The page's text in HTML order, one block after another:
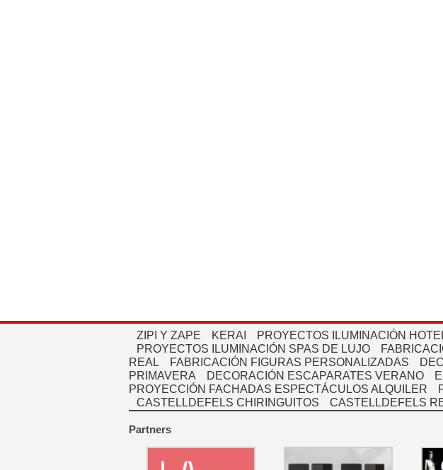
ZIPI Y ZAPE KERAI PROYECTOS ILUMINACIÓN
PROYECTOS ILUMINACIÓN SPAS DE LUJO
REAL
FABRICACIÓN FIGURAS PERSONALIZADAS
PRIMAVERA
DECORACIÓN ESCAPARATES VERANO
PROYECCIÓN FACHADAS ESPECTÁCULOS ALQUILER
CASTELLDEFELS CHIRINGUITOS
CASTELLDEFELS
Partners